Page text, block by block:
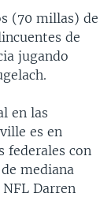
(70 millas) de
de
jugando
en las
es en
federales con
mediana
Darren